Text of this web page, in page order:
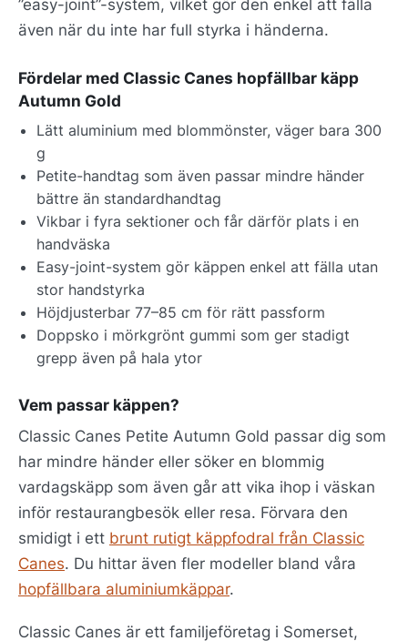
”easy-joint”-system, vilket gör den enkel att fälla
även när du inte har full styrka i händerna.
Fördelar med Classic Canes hopfällbar käpp
Autumn Gold
Lätt aluminium med blommönster, väger bara 300
g
Petite-handtag som även passar mindre händer
bättre än standardhandtag
Vikbar i fyra sektioner och får därför plats i en
handväska
Easy-joint-system gör käppen enkel att fälla utan
stor handstyrka
Höjdjusterbar 77–85 cm för rätt passform
Doppsko i mörkgrönt gummi som ger stadigt
grepp även på hala ytor
Vem passar käppen?
Classic Canes Petite Autumn Gold passar dig som
har mindre händer eller söker en blommig
vardagskäpp som även går att vika ihop i väskan
inför restaurangbesök eller resa. Förvara den
smidigt i ett brunt rutigt käppfodral från Classic
Canes. Du hittar även fler modeller bland våra
hopfällbara aluminiumkäppar.
Classic Canes är ett familjeföretag i Somerset,